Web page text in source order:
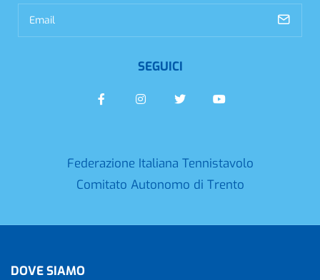
Federazione Italiana Tennistavolo
Comitato Autonomo di Trento
SEGUICI
DOVE SIAMO